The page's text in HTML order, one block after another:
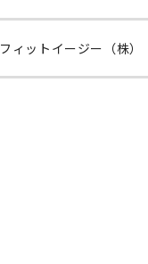
フィットイージー（株）